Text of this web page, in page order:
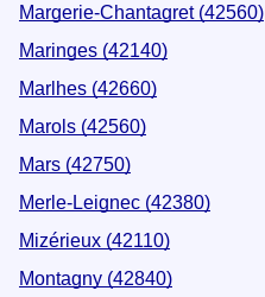
Margerie-Chantagret (42560)
Maringes (42140)
Marlhes (42660)
Marols (42560)
Mars (42750)
Merle-Leignec (42380)
Mizérieux (42110)
Montagny (42840)